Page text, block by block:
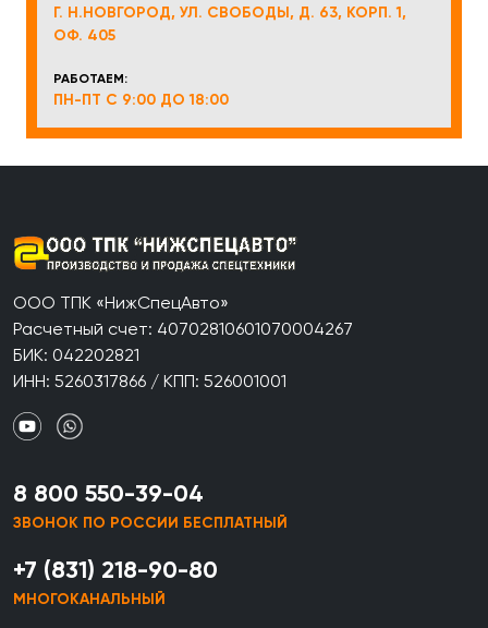
Г. Н.НОВГОРОД, УЛ. СВОБОДЫ, Д. 63, КОРП. 1,
ОФ. 405
РАБОТАЕМ:
ПН-ПТ С 9:00 ДО 18:00
ООО ТПК «НижСпецАвто»
Расчетный счет: 40702810601070004267
БИК: 042202821
ИНН: 5260317866 / КПП: 526001001
8 800 550-39-04
ЗВОНОК ПО РОССИИ БЕСПЛАТНЫЙ
+7 (831) 218-90-80
МНОГОКАНАЛЬНЫЙ